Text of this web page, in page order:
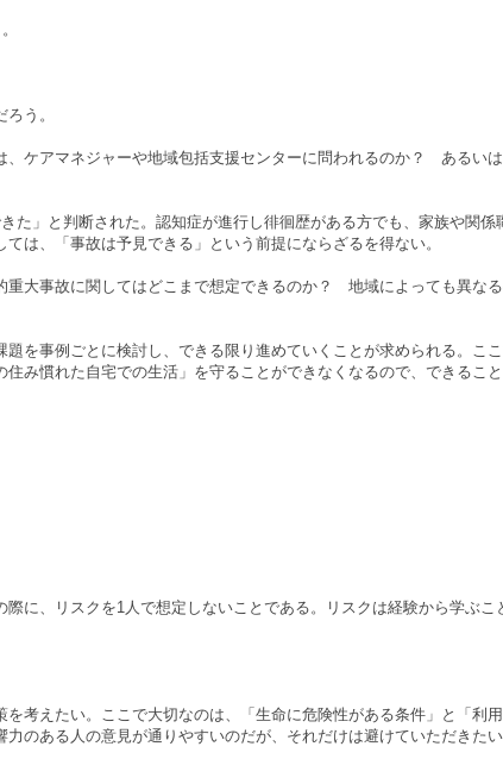
う。
ケアマネジャーや地域包括支援センターに問われるのか？ あるい
た」と判断された。認知症が進行し徘徊歴がある方でも、家族や関係
は、「事故は予見できる」という前提にならざるを得ない。
重大事故に関してはどこまで想定できるのか？ 地域によっても異な
を事例ごとに検討し、できる限り進めていくことが求められる。こ
み慣れた自宅での生活」を守ることができなくなるので、できるこ
に、リスクを1人で想定しないことである。リスクは経験から学ぶこ
考えたい。ここで大切なのは、「生命に危険性がある条件」と「利
のある人の意見が通りやすいのだが、それだけは避けていただきたい